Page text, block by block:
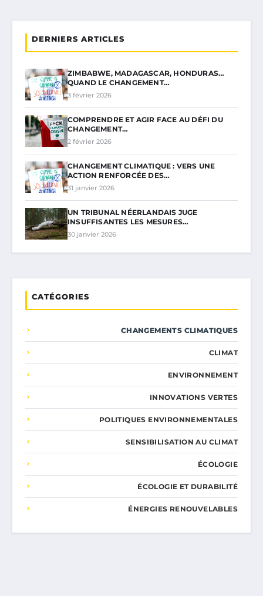
DERNIERS ARTICLES
ZIMBABWE, MADAGASCAR, HONDURAS…
QUAND LE CHANGEMENT…
3 février 2026
COMPRENDRE ET AGIR FACE AU DÉFI DU
CHANGEMENT…
2 février 2026
CHANGEMENT CLIMATIQUE : VERS UNE
ACTION RENFORCÉE DES…
31 janvier 2026
UN TRIBUNAL NÉERLANDAIS JUGE
INSUFFISANTES LES MESURES…
30 janvier 2026
CATÉGORIES
CHANGEMENTS CLIMATIQUES
CLIMAT
ENVIRONNEMENT
INNOVATIONS VERTES
POLITIQUES ENVIRONNEMENTALES
SENSIBILISATION AU CLIMAT
ÉCOLOGIE
ÉCOLOGIE ET DURABILITÉ
ÉNERGIES RENOUVELABLES